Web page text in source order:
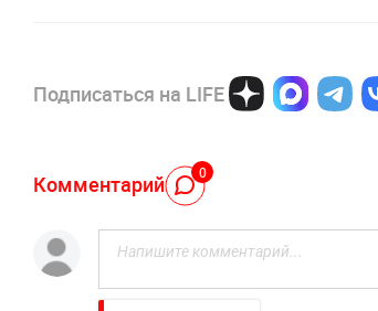
Подписаться на LIFE
Комментарий 0